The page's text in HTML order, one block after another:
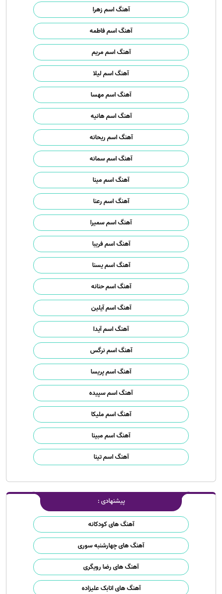
آهنگ اسم زهرا
آهنگ اسم فاطمه
آهنگ اسم مریم
آهنگ اسم لیلا
آهنگ اسم مهسا
آهنگ اسم هانیه
آهنگ اسم ریحانه
آهنگ اسم سمانه
آهنگ اسم مینا
آهنگ اسم رعنا
آهنگ اسم سمیرا
آهنگ اسم فریبا
آهنگ اسم یسنا
آهنگ اسم حنانه
آهنگ اسم آیلین
آهنگ اسم آیدا
آهنگ اسم نرگس
آهنگ اسم پریسا
آهنگ اسم سپیده
آهنگ اسم ملیکا
آهنگ اسم مبینا
آهنگ اسم تینا
پیشنهادی :
آهنگ های کودکانه
آهنگ های چهارشنبه سوری
آهنگ های رضا رویگری
آهنگ های اتابک علیزاده